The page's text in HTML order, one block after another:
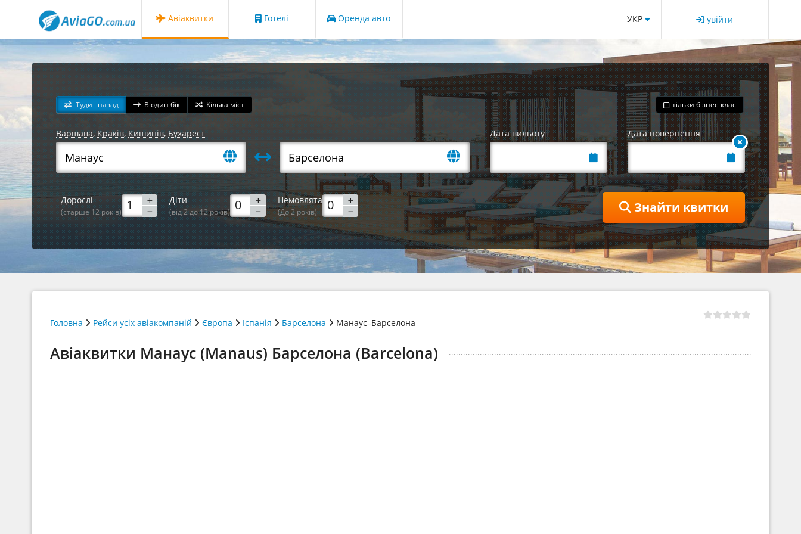
Авіаквитки Готелі Оренда авто УКР увійти
Туди і назад В один бік Кілька міст тільки бізнес-клас
Варшава, Краків, Кишинів, Бухарест Дата вильоту Дата повернення
Дорослі
(старше 12 років)
Діти
(від 2 до 12 років)
Немовлята
(До 2 років) Знайти квитки
Головна Рейси усіх авіакомпаній Європа Іспанія Барселона Манаус–Барселона
Авіаквитки Манаус (Manaus) Барселона (Barcelona)